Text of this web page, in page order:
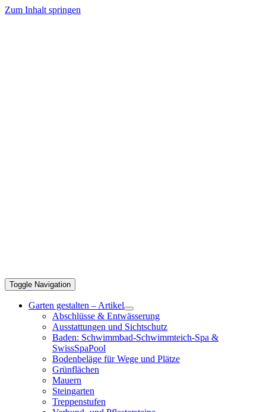
Zum Inhalt springen
Toggle Navigation
Garten gestalten – Artikel
Abschlüsse & Entwässerung
Ausstattungen und Sichtschutz
Baden: Schwimmbad-Schwimmteich-Spa &
SwissSpaPool
Bodenbeläge für Wege und Plätze
Grünflächen
Mauern
Steingarten
Treppenstufen